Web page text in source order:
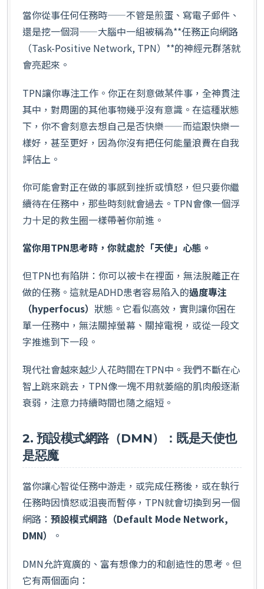
當你從事任何任務時——不管是煎蛋、寫電子郵件、
還是挖一個洞——大腦中一組被稱為**任務正向網路
（Task-Positive Network, TPN）**的神經元群落就
會亮起來。
TPN讓你專注工作。你正在刻意做某件事，全神貫注
其中，對周圍的其他事物幾乎沒有意識。在這種狀態
下，你不會刻意去想自己是否快樂——而這跟快樂一
樣好，甚至更好，因為你沒有把任何能量浪費在自我
評估上。
你可能會對正在做的事感到挫折或憤怒，但只要你繼
續待在任務中，那些時刻就會過去。TPN會像一個浮
力十足的救生圈一樣帶著你前進。
當你用TPN思考時，你就處於「天使」心態。
但TPN也有陷阱：你可以被卡在裡面，無法脫離正在
做的任務。這就是ADHD患者容易陷入的過度專注
（hyperfocus） 狀態。它看似高效，實則讓你困在
單一任務中，無法關掉螢幕、關掉電視，或從一段文
字推進到下一段。
現代社會越來越少人花時間在TPN中。我們不斷在心
智上跳來跳去，TPN像一塊不用就萎縮的肌肉般逐漸
衰弱，注意力持續時間也隨之縮短。
2. 預設模式網路（DMN）：既是天使也
是惡魔
當你讓心智從任務中游走，或完成任務後，或在執行
任務時因憤怒或沮喪而暫停，TPN就會切換到另一個
網路： 預設模式網路（Default Mode Network,
DMN）
。
DMN允許寬廣的、富有想像力的和創造性的思考。但
它有兩個面向：